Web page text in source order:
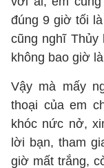
đúng 9 giờ tối
cũng nghĩ Thủy
không bao giờ
Vậy mà mấy
thoại của em
khóc nức nở,
lời bạn, tham
giờ mất trắng,